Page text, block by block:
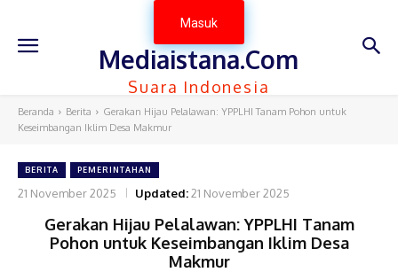
Masuk
Mediaistana.Com
Suara Indonesia
Beranda Berita
Gerakan Hijau Pelalawan: YPPLHI Tanam Pohon untuk
Keseimbangan Iklim Desa Makmur
BERITA PEMERINTAHAN
21 November 2025 Updated:21 November 2025
Gerakan Hijau Pelalawan: YPPLHI Tanam
Pohon untuk Keseimbangan Iklim Desa
Makmur